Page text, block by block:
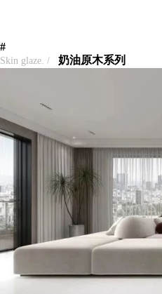
#
Skin glaze. / 奶油原木系列